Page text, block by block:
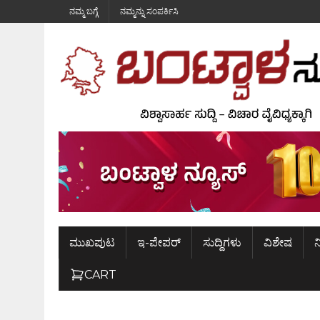
ನಮ್ಮ ಬಗ್ಗೆ ನಮ್ಮನ್ನು ಸಂಪರ್ಕಿಸಿ
ಮುಖಪುಟ ಇ-ಪೇಪರ್ ಸುದ್ದಿಗಳು ವಿಶೇಷ
CART